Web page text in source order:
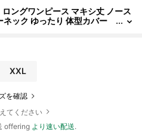
ングワンピース マキシ丈 ノース
ネック ゆったり 体型カバー
XXL
を確認
てください
offering より速い配送.